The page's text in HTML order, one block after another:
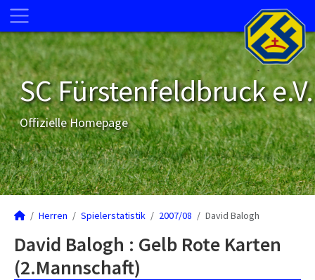
SC Fürstenfeldbruck e.V.
Offizielle Homepage
Herren Spielerstatistik 2007/08 David Balogh
David Balogh : Gelb Rote Karten
(2.Mannschaft)